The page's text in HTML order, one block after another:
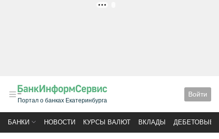
Портал о банках Екатеринбурга
Войти
БАНКИ НОВОСТИ КУРСЫ ВАЛЮТ ВКЛАДЫ ДЕБЕТОВЫЕ